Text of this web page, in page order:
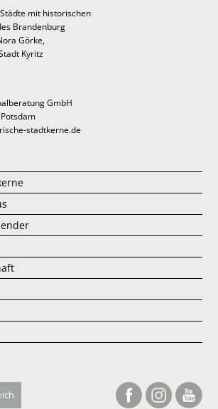
mit historischen
Brandenburg
Görke,
Kyritz
GmbH
stadtkerne.de